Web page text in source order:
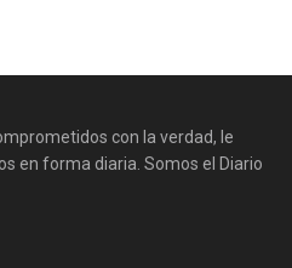
con la verdad, le
en forma diaria. Somos el Diario